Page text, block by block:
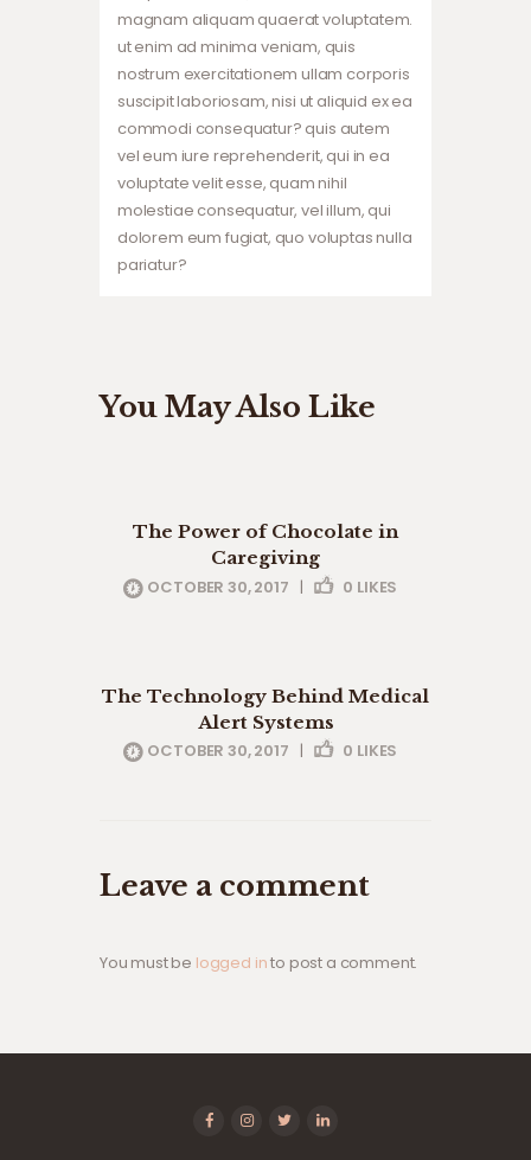
magnam aliquam quaerat voluptatem.
ut enim ad minima veniam, quis
nostrum exercitationem ullam corporis
suscipit laboriosam, nisi ut aliquid ex ea
commodi consequatur? quis autem
vel eum iure reprehenderit, qui in ea
voluptate velit esse, quam nihil
molestiae consequatur, vel illum, qui
dolorem eum fugiat, quo voluptas nulla
pariatur?
You May Also Like
The Power of Chocolate in
Caregiving
OCTOBER 30, 2017 | 0 LIKES
The Technology Behind Medical
Alert Systems
OCTOBER 30, 2017 | 0 LIKES
Leave a comment
You must be logged into post a comment.